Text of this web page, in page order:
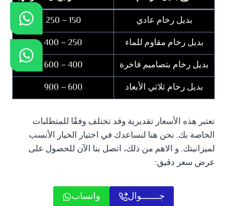
بديل رخام عادي
150 – 250
بديل رخام مقاوم للماء
250 – 400
بديل رخام بتصاميم فاخرة
400 – 600
بديل رخام ثلاثي الأبعاد
600 – 900
تعتبر هذه الأسعار تقديرية وقد تختلف وفقًا للمتطلبات
الخاصة بك. نحن هنا لنساعدك في اختيار الخيار الأنسب
لميزانيتك. و الاهم من ذلك، اتصل بنا الآن للحصول على
عرض سعر دقيق:
جـــــــوال واتساب